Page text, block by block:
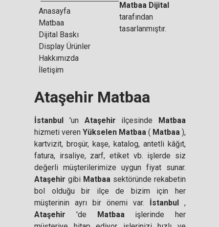
Anasayfa
Matbaa
Dijital Baskı
Display Ürünler
Hakkımızda
İletişim
Ataşehir Matbaa
İstanbul 'un Ataşehir ilçesinde Matbaa
hizmeti veren Yükselen Matbaa ( Matbaa ),
kartvizit, broşür, kaşe, katalog, antetli kâğıt,
fatura, irsaliye, zarf, etiket vb. işlerde siz
değerli müşterilerimize uygun fiyat sunar.
Ataşehir gibi Matbaa sektöründe rekabetin
bol olduğu bir ilçe de bizim için her
müşterinin ayrı bir önemi var. İstanbul ,
Ataşehir 'de Matbaaişlerinde her
Matbaa Dijital
tarafından
tasarlanmıştır.